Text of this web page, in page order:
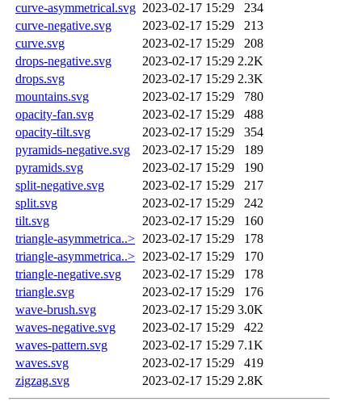
curve-asymmetrical.svg 2023-02-17 15:29
234
curve-negative.svg
2023-02-17 15:29
213
curve.svg
2023-02-17 15:29
208
drops-negative.svg
2023-02-17 15:29 2.2K
drops.svg
2023-02-17 15:29 2.3K
mountains.svg
2023-02-17 15:29
780
opacity-fan.svg
2023-02-17 15:29
488
opacity-tilt.svg
2023-02-17 15:29
354
pyramids-negative.svg
2023-02-17 15:29
189
pyramids.svg
2023-02-17 15:29
190
split-negative.svg
2023-02-17 15:29
217
split.svg
2023-02-17 15:29
242
tilt.svg
2023-02-17 15:29
160
triangle-asymmetrica..> 2023-02-17 15:29
178
triangle-asymmetrica..> 2023-02-17 15:29
170
triangle-negative.svg
2023-02-17 15:29
178
triangle.svg
2023-02-17 15:29
176
wave-brush.svg
2023-02-17 15:29 3.0K
waves-negative.svg
2023-02-17 15:29
422
waves-pattern.svg
2023-02-17 15:29 7.1K
waves.svg
2023-02-17 15:29
419
zigzag.svg
2023-02-17 15:29 2.8K